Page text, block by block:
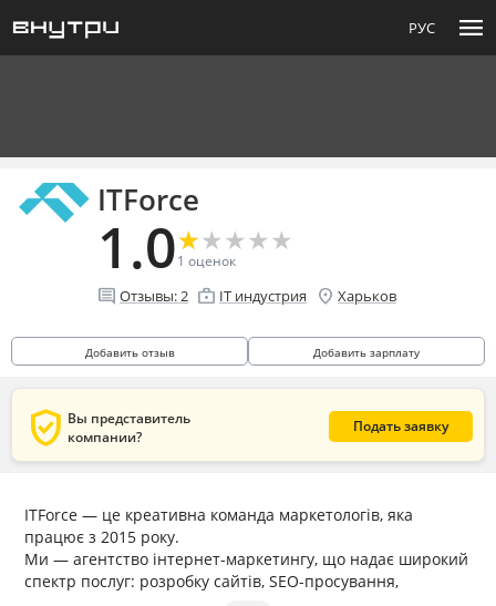
РУС menu
ITForce
1.0★
★★
★★
★★
★★
★
1 оценок
comment Отзывы:2 enterprise IT индустрия location_on Харьков
Добавить отзыв Добавить зарплату
verified_user Вы представитель
компании?
Подать заявку
ITForce — це креативна команда маркетологів, яка
працює з 2015 року.
Ми — агентство інтернет-маркетингу, що надає широкий
спектр послуг: розробку сайтів, SEO-просування,